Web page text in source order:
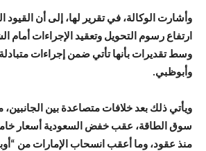
وأشارت الوكالة، في تقرير لها، إلى أن
ارتفاع رسوم التحويل وتعقيد الإجراءات أمام
وسط تقديرات بأنها تأتي ضمن إجراءات
وأبوظبي.
ويأتي ذلك بعد خلافات متصاعدة بين الجانبين،
سوق الطاقة، عقب خفض السعودية أسعار
منذ عقود، وما أعقب انسحاب الإمارات من